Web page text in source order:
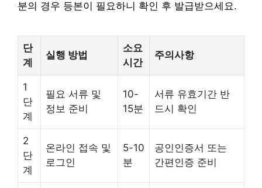
분의 경우 등본이 필요하니 확인 후 발급받으세요.
단
계
실행 방법
소요
시간
주의사항
1
단
계
필요 서류 및
정보 준비
10-
15분
서류 유효기간 반
드시 확인
2
단
계
온라인 접속 및
로그인
5-10
분
공인인증서 또는
간편인증 준비